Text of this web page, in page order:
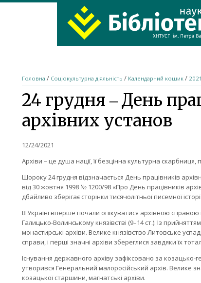
ХНТУСГ
Home
Головна / Соціокультурна діяльність / Календарний кошик /
24 грудня ‒ День
архівних установ
12/24/2021
Архіви – це душа нації, її безцінна культурна
Щороку 24 грудня відзначається День працівників
від 30 жовтня 1998 № 1200/98 «Про День працівників
дбайливо зберігає сторінки тисячолітньої писемної
В Україні вперше почали опікуватися архівною справою
Галицько-Волинському князівстві (9–14 ст.). Із
монастирські архіви. Велике князівство Литовське
справи, і перші значні архіви збереглися завдяки їх
Існування державного архіву зафіксовано за козацько-
утворився Генеральний малоросійський архів. Велике
козацької старшини, магнатські архіви.